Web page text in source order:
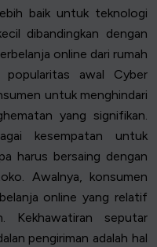
baik untuk teknologi
dibandingkan dengan
online dari rumah
popularitas awal Cyber
untuk menghindari
yang signifikan.
kesempatan untuk
harus bersaing dengan
Awalnya, konsumen
online yang relatif
Kekhawatiran seputar
pengiriman adalah hal